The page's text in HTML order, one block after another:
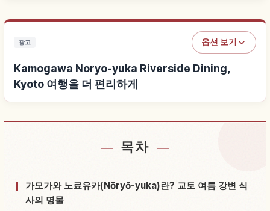
광고 옵션 보기
Kamogawa Noryo-yuka Riverside Dining,
Kyoto 여행을 더 편리하게
Kamogawa Noryo-yuka Riverside Dining, Kyoto
Kamogawa Noryo-yuka Riverside Dining, Kyoto
목차
가모가와 노료유카(Nōryō-yuka)란? 교토 여름 강변 식
사의 명물